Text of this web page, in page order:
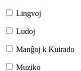
Lingvoj
Ludoj
Manĝoj k Kuirado
Muziko